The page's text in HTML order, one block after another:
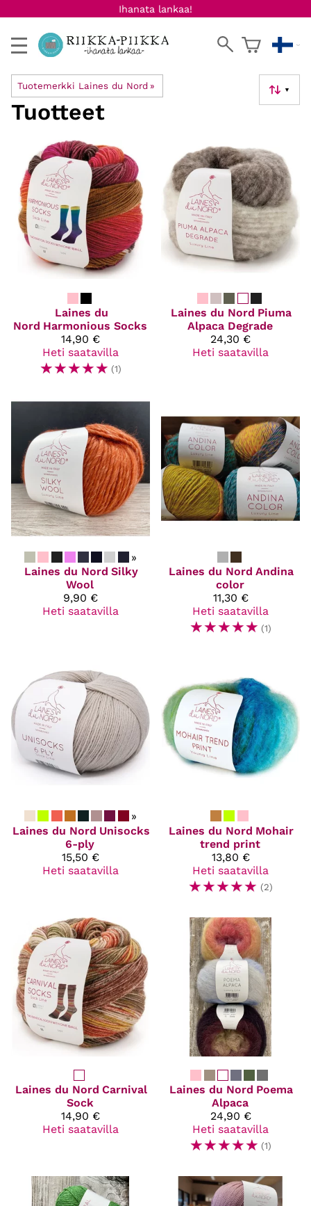
Ihanata lankaa!
Tuotemerkki Laines du Nord ‪» ▼
Tuotteet
Laines du
Nord Harmonious Socks
14,90 €
Heti saatavilla
☆☆☆☆☆ (1)
Laines du Nord Piuma
Alpaca Degrade
24,30 €
Heti saatavilla
»
Laines du Nord Silky
Wool
9,90 €
Heti saatavilla
Laines du Nord Andina
color
11,30 €
Heti saatavilla
☆☆☆☆☆ (1)
»
Laines du Nord Unisocks
6-ply
15,50 €
Heti saatavilla
Laines du Nord Mohair
trend print
13,80 €
Heti saatavilla
☆☆☆☆☆ (2)
Laines du Nord Carnival
Sock
14,90 €
Heti saatavilla
Laines du Nord Poema
Alpaca
24,90 €
Heti saatavilla
☆☆☆☆☆ (1)